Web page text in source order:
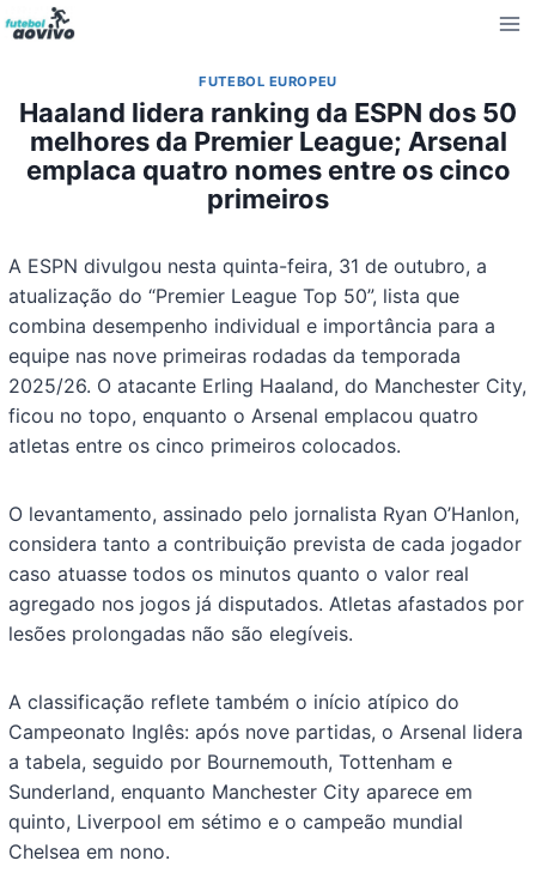
Pular
para
Conteúdo
FUTEBOL EUROPEU
Haaland lidera ranking da ESPN dos 50
melhores da Premier League; Arsenal
emplaca quatro nomes entre os cinco
primeiros
A ESPN divulgou nesta quinta-feira, 31 de outubro, a
atualização do “Premier League Top 50”, lista que
combina desempenho individual e importância para a
equipe nas nove primeiras rodadas da temporada
2025/26. O atacante Erling Haaland, do Manchester City,
ficou no topo, enquanto o Arsenal emplacou quatro
atletas entre os cinco primeiros colocados.
O levantamento, assinado pelo jornalista Ryan O’Hanlon,
considera tanto a contribuição prevista de cada jogador
caso atuasse todos os minutos quanto o valor real
agregado nos jogos já disputados. Atletas afastados por
lesões prolongadas não são elegíveis.
A classificação reflete também o início atípico do
Campeonato Inglês: após nove partidas, o Arsenal lidera
a tabela, seguido por Bournemouth, Tottenham e
Sunderland, enquanto Manchester City aparece em
quinto, Liverpool em sétimo e o campeão mundial
Chelsea em nono.